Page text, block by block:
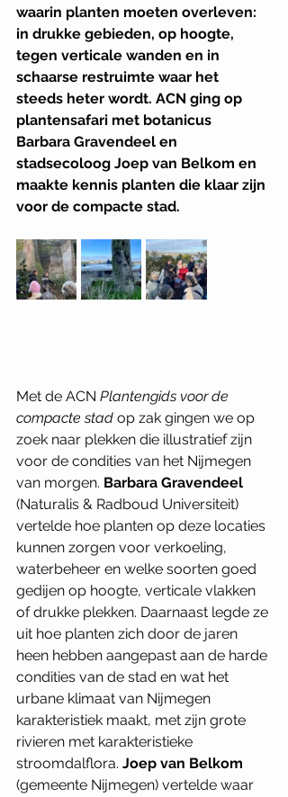
waarin planten moeten overleven:
in drukke gebieden, op hoogte,
tegen verticale wanden en in
schaarse restruimte waar het
steeds heter wordt. ACN ging op
plantensafari met botanicus
Barbara Gravendeel en
stadsecoloog Joep van Belkom en
maakte kennis planten die klaar zijn
voor de compacte stad.
Met de ACN Plantengids voor de
compacte stad op zak gingen we op
zoek naar plekken die illustratief zijn
voor de condities van het Nijmegen
van morgen. Barbara Gravendeel
(Naturalis & Radboud Universiteit)
vertelde hoe planten op deze locaties
kunnen zorgen voor verkoeling,
waterbeheer en welke soorten goed
gedijen op hoogte, verticale vlakken
of drukke plekken. Daarnaast legde ze
uit hoe planten zich door de jaren
heen hebben aangepast aan de harde
condities van de stad en wat het
urbane klimaat van Nijmegen
karakteristiek maakt, met zijn grote
rivieren met karakteristieke
stroomdalflora. Joep van Belkom
(gemeente Nijmegen) vertelde waar